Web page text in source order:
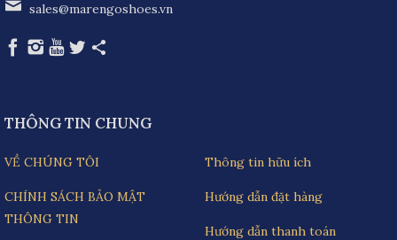
sales@marengoshoes.vn
THÔNG TIN CHUNG
VỀ CHÚNG TÔI
CHÍNH SÁCH BẢO MẬT
THÔNG TIN
Thông tin hữu ích
Hướng dẫn đặt hàng
Hướng dẫn thanh toán